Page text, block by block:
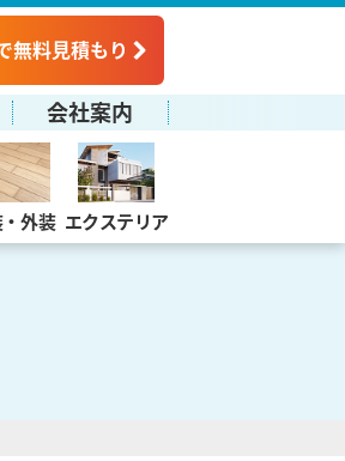
無料見積もり
会社案内
外装 エクステリア